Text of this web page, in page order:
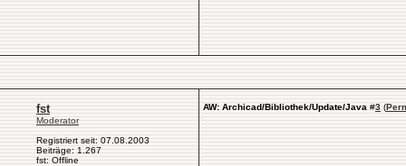
fst
Moderator
Registriert seit: 07.08.2003
Beiträge: 1.267
fst: Offline
AW: Archicad/Bibliothek/Update/Java #3 (